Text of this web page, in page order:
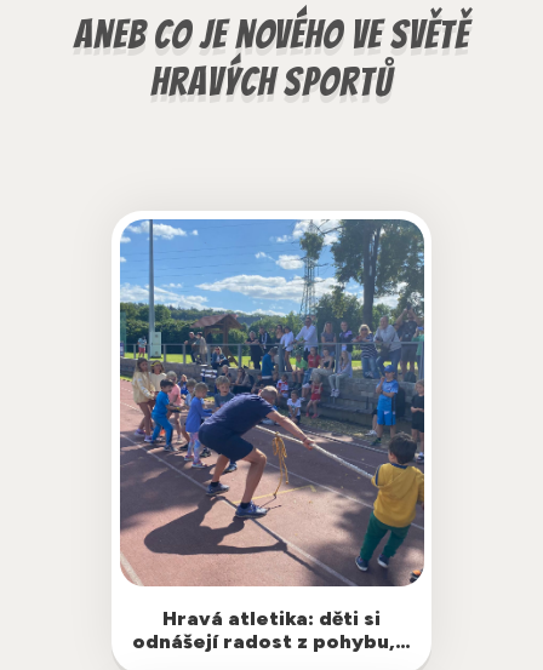
aneb co je nového ve světě
hravých sportů
Hravá atletika: děti si
odnášejí radost z pohybu,…
Hravá atletika není o drilu ani o tlaku na
výkon. Je o pohybu, atmosféře,
zkušených trenérech a programu, který